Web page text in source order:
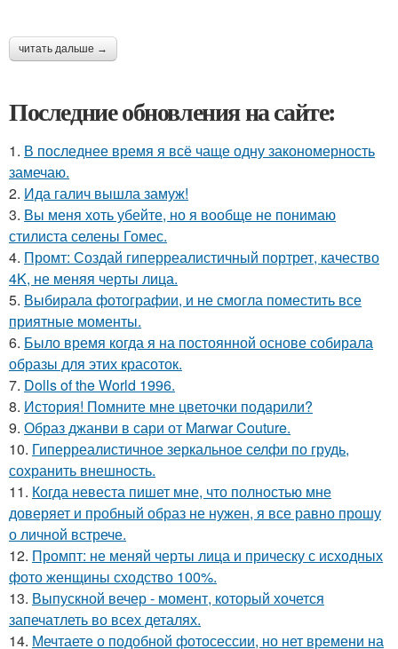
читать дальше →
Последние обновления на сайте:
1. В последнее время я всё чаще одну закономерность
замечаю.
2. Ида галич вышла замуж!
3. Вы меня хоть убейте, но я вообще не понимаю
стилиста селены Гомес.
4. Промт: Создай гиперреалистичный портрет, качество
4K, не меняя черты лица.
5. Выбирала фотографии, и не смогла поместить все
приятные моменты.
6. Было время когда я на постоянной основе собирала
образы для этих красоток.
7. Dolls of the World 1996.
8. История! Помните мне цветочки подарили?
9. Образ джанви в сари от Marwar Couture.
10. Гиперреалистичное зеркальное селфи по грудь,
сохранить внешность.
11. Когда невеста пишет мне, что полностью мне
доверяет и пробный образ не нужен, я все равно прошу
о личной встрече.
12. Промпт: не меняй черты лица и прическу с исходных
фото женщины сходство 100%.
13. Выпускной вечер - момент, который хочется
запечатлеть во всех деталях.
14. Мечтаете о подобной фотосессии, но нет времени на